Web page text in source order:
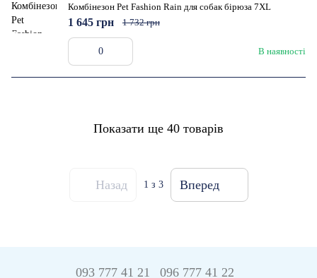
Комбінезон Pet Fashion Rain для собак бірюза 7XL
В наявності
1 645 грн 1 732 грн
Показати ще 40 товарів
Назад 1 з 3 Вперед
093 777 41 21 096 777 41 22